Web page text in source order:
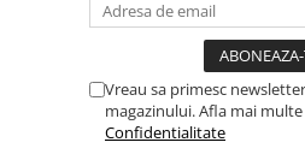
Vreau sa primesc
magazinului. Afla mai multe
Confidentialitate